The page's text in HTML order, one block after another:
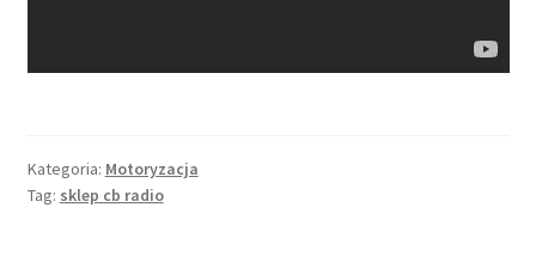
Kategoria: Motoryzacja
Tag: sklep cb radio